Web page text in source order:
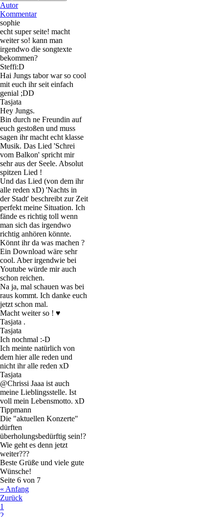
Autor
Kommentar
sophie
echt super seite! macht
weiter so! kann man
irgendwo die songtexte
bekommen?
Steffi:D
Hai Jungs tabor war so cool
mit euch ihr seit einfach
genial ;DD
Tasjata
Hey Jungs.
Bin durch ne Freundin auf
euch gestoßen und muss
sagen ihr macht echt klasse
Musik. Das Lied 'Schrei
vom Balkon' spricht mir
sehr aus der Seele. Absolut
spitzen Lied !
Und das Lied (von dem ihr
alle reden xD) 'Nachts in
der Stadt' beschreibt zur Zeit
perfekt meine Situation. Ich
fände es richtig toll wenn
man sich das irgendwo
richtig anhören könnte.
Könnt ihr da was machen ?
Ein Download wäre sehr
cool. Aber irgendwie bei
Youtube würde mir auch
schon reichen.
Na ja, mal schauen was bei
raus kommt. Ich danke euch
jetzt schon mal.
Macht weiter so ! ♥
Tasjata .
Tasjata
Ich nochmal :-D
Ich meinte natürlich von
dem hier alle reden und
nicht ihr alle reden xD
Tasjata
@Chrissi Jaaa ist auch
meine Lieblingsstelle. Ist
voll mein Lebensmotto. xD
Tippmann
Die "aktuellen Konzerte"
dürften
überholungsbedürftig sein!?
Wie geht es denn jetzt
weiter???
Beste Grüße und viele gute
Wünsche!
Seite 6 von 7
« Anfang
Zurück
1
2